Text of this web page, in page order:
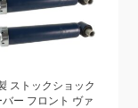
ストックショック
バー フロント ヴァ